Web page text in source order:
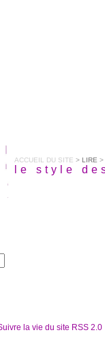
ACCUEIL DU SITE > LIRE >
le style
RSS 2.0